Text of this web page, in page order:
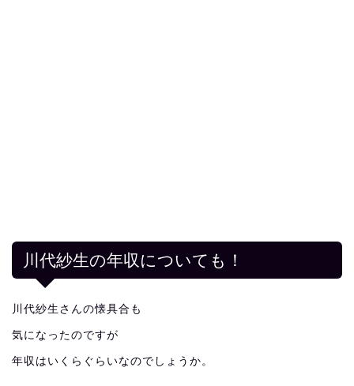
川代紗生の年収についても！
川代紗生さんの懐具合も
気になったのですが
年収はいくらぐらいなのでしょうか。